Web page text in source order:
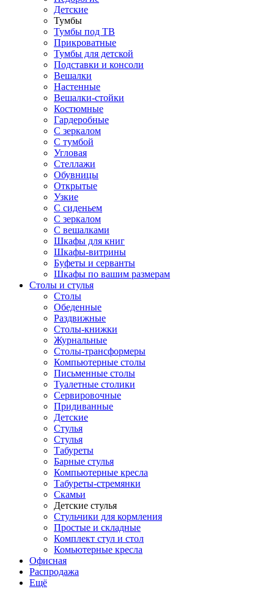
Детские
Тумбы
Тумбы под ТВ
Прикроватные
Тумбы для детской
Подставки и консоли
Вешалки
Настенные
Вешалки-стойки
Костюмные
Гардеробные
С зеркалом
С тумбой
Угловая
Стеллажи
Обувницы
Открытые
Узкие
С сиденьем
С зеркалом
С вешалками
Шкафы для книг
Шкафы-витрины
Буфеты и серванты
Шкафы по вашим размерам
Столы и стулья
Столы
Обеденные
Раздвижные
Столы-книжки
Журнальные
Столы-трансформеры
Компьютерные столы
Письменные столы
Туалетные столики
Сервировочные
Придиванные
Детские
Стулья
Стулья
Табуреты
Барные стулья
Компьютерные кресла
Табуреты-стремянки
Скамьи
Детские стулья
Стульчики для кормления
Простые и складные
Комплект стул и стол
Комьютерные кресла
Офисная
Распродажа
Eщё